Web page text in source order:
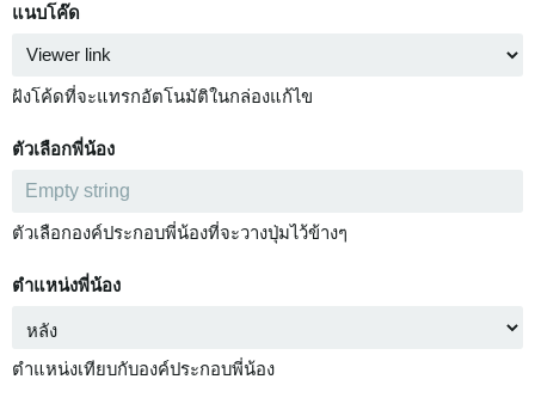
แนบโค๊ด
ฝังโค้ดที่จะแทรกอัตโนมัติในกล่องแก้ไข
ตัวเลือกพี่น้อง
ตัวเลือกองค์ประกอบพี่น้องที่จะวางปุ่มไว้ข้างๆ
ตำแหน่งพี่น้อง
ตำแหน่งเทียบกับองค์ประกอบพี่น้อง